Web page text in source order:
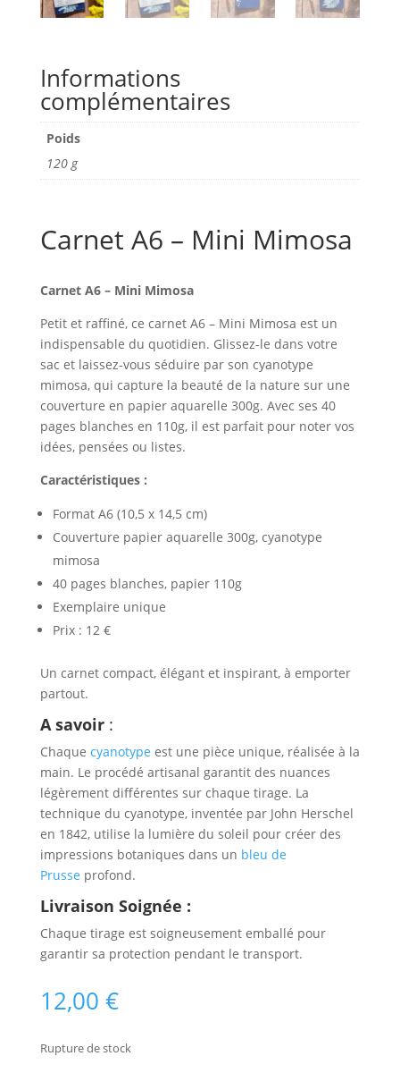
Informations
complémentaires
Poids
120 g
Carnet A6 – Mini Mimosa
Carnet A6 – Mini Mimosa
Petit et raffiné, ce carnet A6 – Mini Mimosa est un
indispensable du quotidien. Glissez-le dans votre
sac et laissez-vous séduire par son cyanotype
mimosa, qui capture la beauté de la nature sur une
couverture en papier aquarelle 300g. Avec ses 40
pages blanches en 110g, il est parfait pour noter vos
idées, pensées ou listes.
Caractéristiques :
Format A6 (10,5 x 14,5 cm)
Couverture papier aquarelle 300g, cyanotype
mimosa
40 pages blanches, papier 110g
Exemplaire unique
Prix : 12 €
Un carnet compact, élégant et inspirant, à emporter
partout.
A savoir:
Chaque cyanotype est une pièce unique, réalisée à la
main. Le procédé artisanal garantit des nuances
légèrement différentes sur chaque tirage. La
technique du cyanotype, inventée par John Herschel
en 1842, utilise la lumière du soleil pour créer des
impressions botaniques dans un bleu de
Prusse profond.
Livraison Soignée :
Chaque tirage est soigneusement emballé pour
garantir sa protection pendant le transport.
12,00 €
Rupture de stock